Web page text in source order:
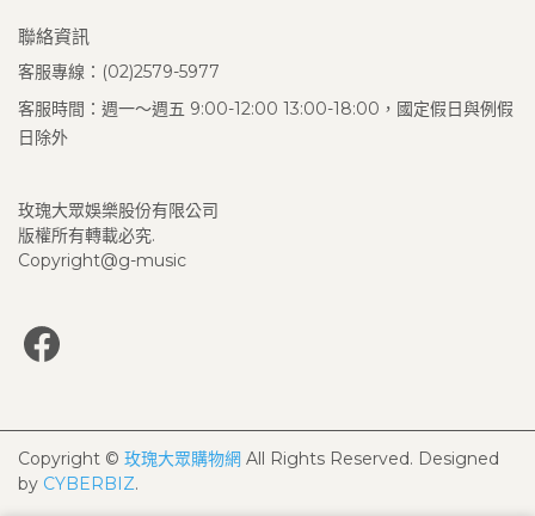
聯絡資訊
客服專線：(02)2579-5977
客服時間：週一～週五 9:00-12:00 13:00-18:00，國定假日與例假
日除外
玫瑰大眾娛樂股份有限公司
版權所有轉載必究.
Copyright@g-music
Copyright © 玫瑰大眾購物網 All Rights Reserved. Designed
by CYBERBIZ.